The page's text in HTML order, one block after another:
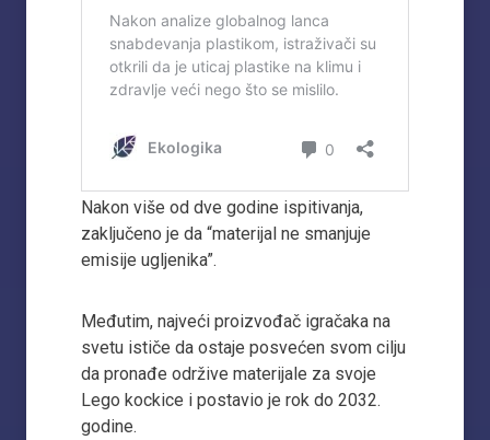
Nakon više od dve godine ispitivanja,
zaključeno je da “materijal ne smanjuje
emisije ugljenika”.
Međutim, najveći proizvođač igračaka na
svetu ističe da ostaje posvećen svom cilju
da pronađe održive materijale za svoje
Lego kockice i postavio je rok do 2032.
godine.